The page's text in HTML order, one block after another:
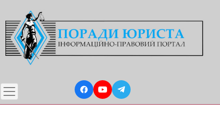
до
основного
вмісту